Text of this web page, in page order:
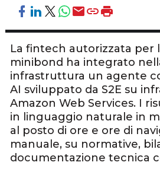
La fintech autorizzata per
minibond ha integrato
infrastruttura un agente
AI sviluppato da S2E su
Amazon Web Services. I
in linguaggio naturale in
al posto di ore e ore di
manuale, su normative,
documentazione tecnica